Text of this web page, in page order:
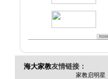
海大家教友情链接：
家教启明星